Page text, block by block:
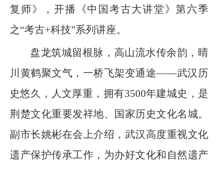
复师》，开播《中国考古大讲堂》第六季
之“考古+科技”系列讲座。
盘龙筑城留根脉，高山流水传余韵，晴
川黄鹤聚文气，一桥飞架变通途——武汉历
史悠久，人文厚重，拥有3500年建城史，是
荆楚文化重要发祥地、国家历史文化名城。
副市长姚彬在会上介绍，武汉高度重视文化
遗产保护传承工作，为办好文化和自然遗产